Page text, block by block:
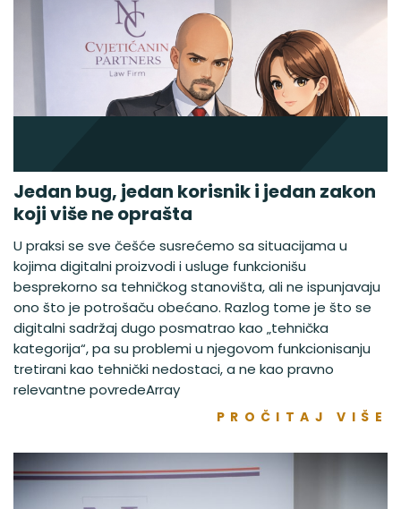
Jedan bug, jedan korisnik i jedan zakon
koji više ne oprašta
U praksi se sve češće susrećemo sa situacijama u
kojima digitalni proizvodi i usluge funkcionišu
besprekorno sa tehničkog stanovišta, ali ne ispunjavaju
ono što je potrošaču obećano. Razlog tome je što se
digitalni sadržaj dugo posmatrao kao „tehnička
kategorija“, pa su problemi u njegovom funkcionisanju
tretirani kao tehnički nedostaci, a ne kao pravno
relevantne povredeArray
PROČITAJ VIŠE